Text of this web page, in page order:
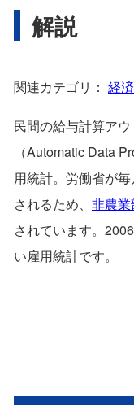
解説
関連カテゴリ： 経済
民間の給与計算ア
（Automatic Data
用統計。労働省が
されるため、 非農
されています。
い雇用統計です。